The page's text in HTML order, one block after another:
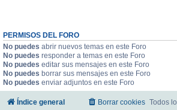
PERMISOS DEL FORO
No puedes abrir nuevos temas en este Foro
No puedes responder a temas en este Foro
No puedes editar sus mensajes en este Foro
No puedes borrar sus mensajes en este Foro
No puedes enviar adjuntos en este Foro
Índice general Todos
Borrar cookies